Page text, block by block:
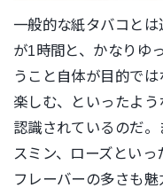
一般的な紙タバコと
が1 時間と、かなりゆ
うこと自体が目的で
楽しむ、といったよ
認識されているのだ
スミン、ローズとい
フレーバーの多さも